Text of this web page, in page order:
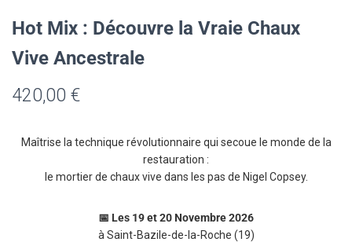
Hot Mix : Découvre la Vraie Chaux
Vive Ancestrale
420,00 €
Maîtrise la technique révolutionnaire qui secoue le monde de la
restauration :
le mortier de chaux vive dans les pas de Nigel Copsey.
📅 Les 19 et 20 Novembre 2026
à Saint-Bazile-de-la-Roche (19)